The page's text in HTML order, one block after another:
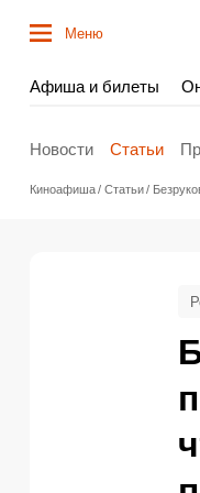
Меню
Афиша и билеты
Новости Статьи
Киноафиша Статьи